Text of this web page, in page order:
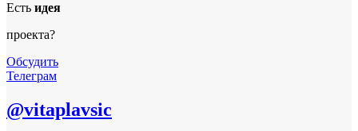
Есть идея
проекта?
Обсудить
Телеграм
@vitaplavsic